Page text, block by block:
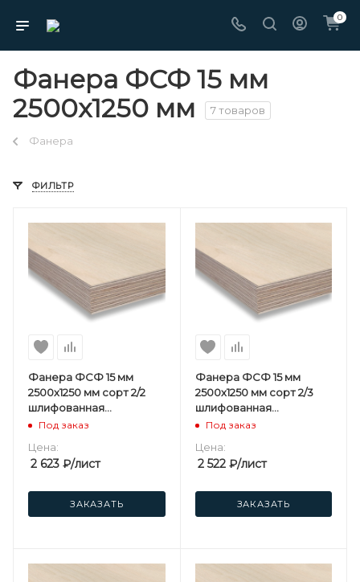
0
Фанера ФСФ 15 мм
2500х1250 мм
7 товаров
Фанера
ФИЛЬТР
Фанера ФСФ 15 мм
2500х1250 мм сорт 2/2
шлифованная
березовая
Под заказ
Цена:
2 623 ₽/лист
ЗАКАЗАТЬ
Фанера ФСФ 15 мм
2500х1250 мм сорт 2/3
шлифованная
березовая
Под заказ
Цена:
2 522₽/лист
ЗАКАЗАТЬ